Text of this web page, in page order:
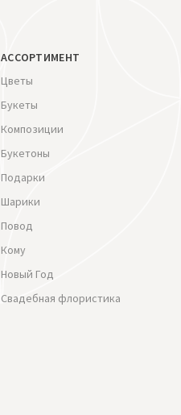
АССОРТИМЕНТ
Цветы
Букеты
Композиции
Букетоны
Подарки
Шарики
Повод
Кому
Новый Год
Свадебная флористика